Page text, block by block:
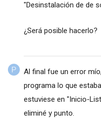
"Desinstalación de de
¿Será posible hacerlo?
Al final fue un error
programa lo que
estuviese en "Inicio-
eliminé y punto.